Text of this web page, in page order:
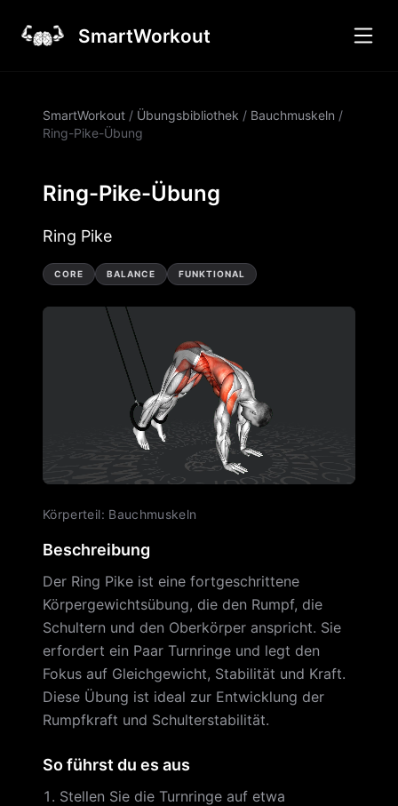
SmartWorkout
SmartWorkout / Übungsbibliothek / Bauchmuskeln /
Ring-Pike-Übung
Ring-Pike-Übung
Ring Pike
CORE BALANCE FUNKTIONAL
Körperteil: Bauchmuskeln
Beschreibung
Der Ring Pike ist eine fortgeschrittene
Körpergewichtsübung, die den Rumpf, die
Schultern und den Oberkörper anspricht. Sie
erfordert ein Paar Turnringe und legt den
Fokus auf Gleichgewicht, Stabilität und Kraft.
Diese Übung ist ideal zur Entwicklung der
Rumpfkraft und Schulterstabilität.
So führst du es aus
Stellen Sie die Turnringe auf etwa